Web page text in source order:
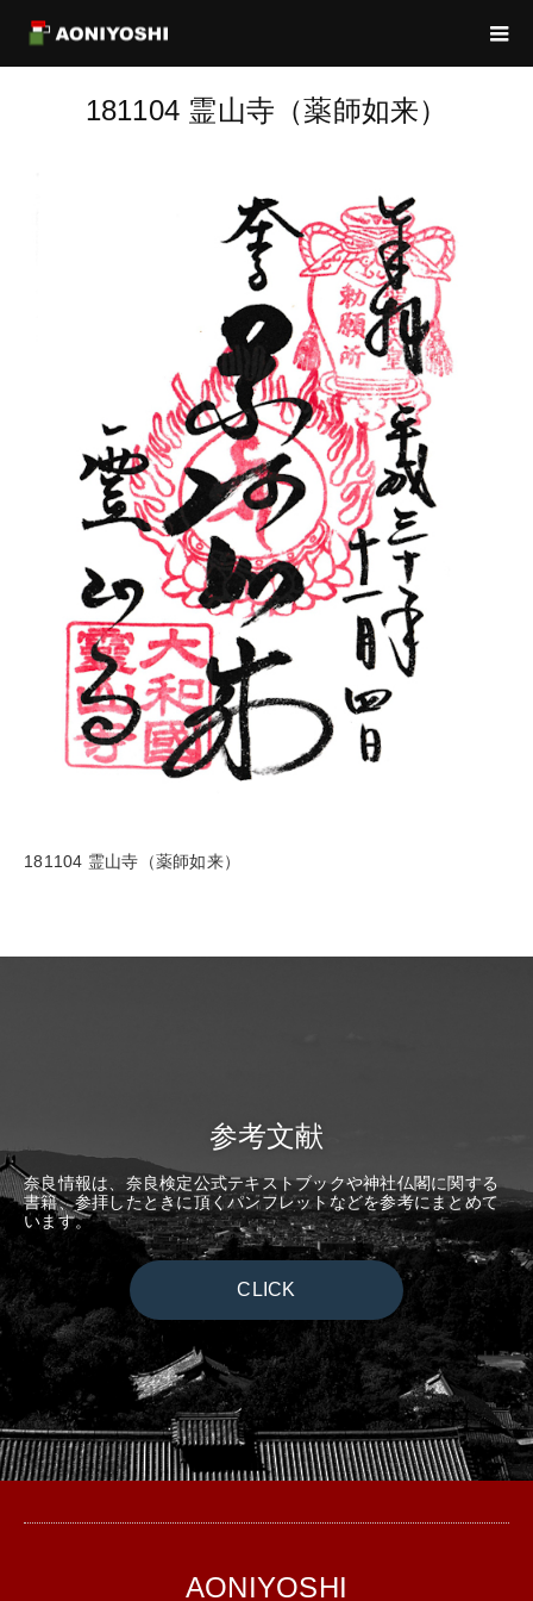
181104 霊山寺（薬師如来）
181104 霊山寺（薬師如来）
参考文献
奈良情報は、奈良検定公式テキストブックや神社仏閣に関する
書籍、参拝したときに頂くパンフレットなどを参考にまとめて
います。
CLICK
AONIYOSHI